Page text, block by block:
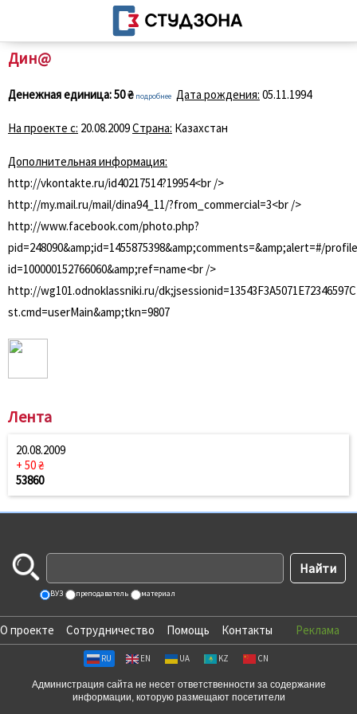
Дин@
Денежная единица:50 ₴ подробнее Дата рождения: 05.11.1994
На проекте с: 20.08.2009Страна: Казахстан
Дополнительная информация:
http://vkontakte.ru/id40217514?19954<br />
http://my.mail.ru/mail/dina94_11/?from_commercial=3<br />
http://www.facebook.com/photo.php?
pid=248090&amp;id=1455875398&amp;comments=&amp;alert=#/
id=100000152766060&amp;ref=name<br />
http://wg101.odnoklassniki.ru/
st.cmd=userMain&amp;tkn=9807
Лента
20.08.2009
+ 50 ₴
53860
ВУЗ преподаватель материал
О проекте Сотрудничество Помощь Контакты Реклама
RU EN UA KZ CN
Администрация сайта не несет ответственности за содержание
информации, которую размещают посетители